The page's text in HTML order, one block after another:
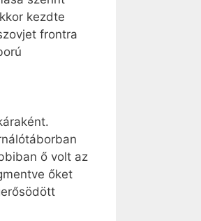
kezdte
frontra
ő volt az
őket